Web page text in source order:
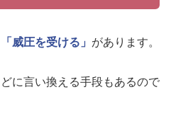
「威圧を受ける」 があります。
に言い換える手段もあるので